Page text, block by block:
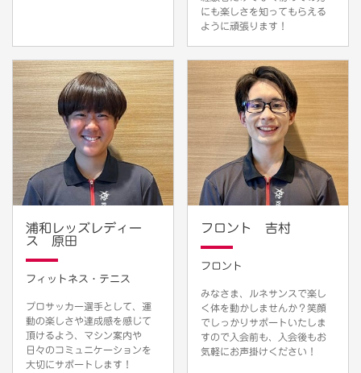
にも楽しさを知ってもらえる
ように頑張ります！
浦和レッズレディー
ス 原田
フィットネス・テニス
プロサッカー選手として、運
動の楽しさや達成感を感じて
頂けるよう、マシン案内や
日々のコミュニケーションを
大切にサポートします！
フロント 吉村
フロント
みなさま、ルネサンスで楽し
く体を動かしませんか？笑顔
でしっかりサポートいたしま
すので入会前も、入会後もお
気軽にお声掛けください！